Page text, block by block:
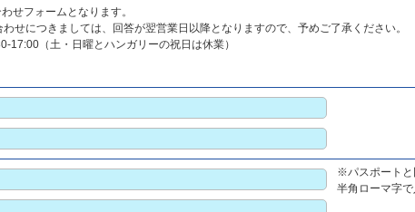
せフォームとなります。
せにつきましては、回答が翌営業日以降となりますので、予めご了承ください。
17:00（土・日曜とハンガリーの祝日は休業）
※パスポートと
半角ローマ字